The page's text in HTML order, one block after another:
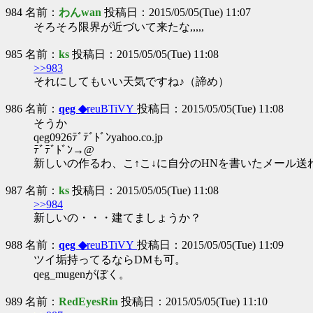
984 名前： わんwan 投稿日：2015/05/05(Tue) 11:07
そろそろ限界が近づいて来たな,,,,,
985 名前： ks 投稿日：2015/05/05(Tue) 11:08
>>983
それにしてもいい天気ですね♪（諦め）
986 名前： qeg ◆reuBTiVY 投稿日：2015/05/05(Tue) 11:08
そうか
qeg0926ﾃﾞﾃﾞﾄﾞﾝyahoo.co.jp
ﾃﾞﾃﾞﾄﾞﾝ→@
新しいの作るわ、こ↑こ↓に自分のHNを書いたメール送
987 名前： ks 投稿日：2015/05/05(Tue) 11:08
>>984
新しいの・・・建てましょうか？
988 名前： qeg ◆reuBTiVY 投稿日：2015/05/05(Tue) 11:09
ツイ垢持ってるならDMも可。
qeg_mugenがぼく。
989 名前： RedEyesRin 投稿日：2015/05/05(Tue) 11:10